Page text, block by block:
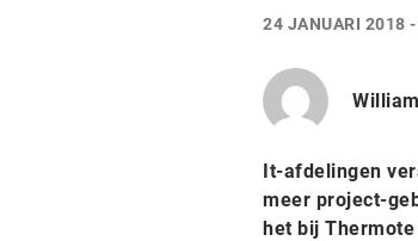
24 JANUARI 2018
It-afdelingen
meer project-
het bij